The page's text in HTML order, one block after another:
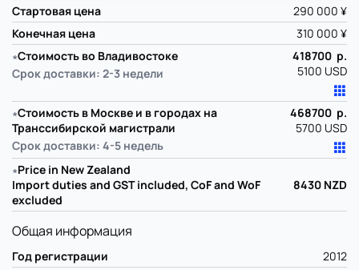
Стартовая цена
290 000 ¥
Конечная цена
310 000 ¥
∗Стоимость во Владивостоке
Срок доставки: 2-3 недели
418700 р.
5100 USD
∗Стоимость в Москве и в городах на
Транссибирской магистрали
Срок доставки: 4-5 недель
468700 р.
5700 USD
∗Price in New Zealand
Import duties and GST included, CoF and WoF
excluded
8430 NZD
Общая информация
Год регистрации
2012